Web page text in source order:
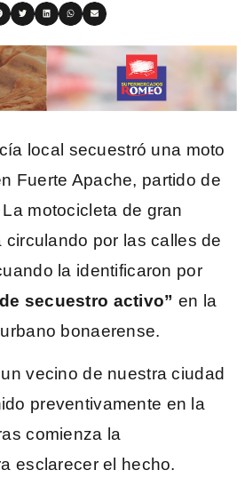
local secuestró una moto
Fuerte Apache, partido de
motocicleta de gran
por las calles de
la identificaron por
secuestro activo” en la
bonaerense.
vecino de nuestra ciudad
preventivamente en la
comienza la
esclarecer el hecho.